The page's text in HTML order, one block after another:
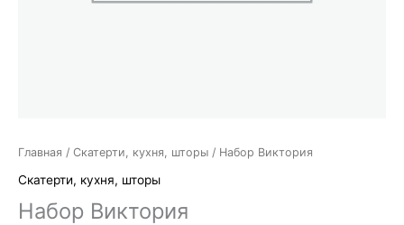
Главная / Скатерти, кухня, шторы / Набор Виктория
Скатерти, кухня, шторы
Набор Виктория